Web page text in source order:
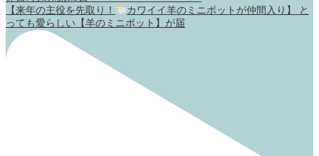
【来年の主役を先取り！
カワイイ羊のミニポットが仲間入り】 と
っても愛らしい【羊のミニポット】が届